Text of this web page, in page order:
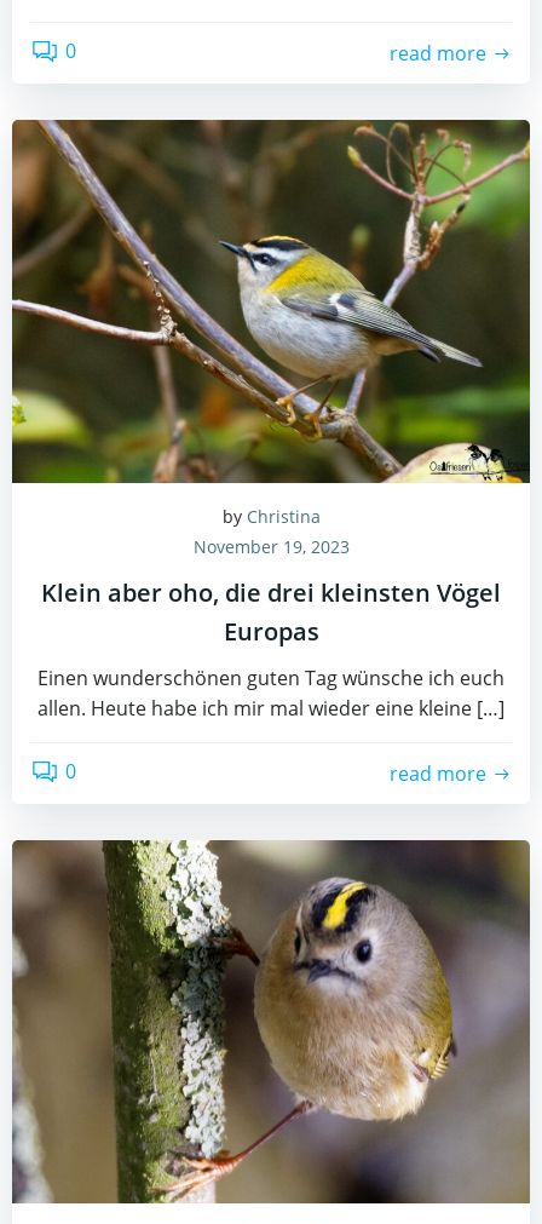
0 read more
by Christina
November 19, 2023
Klein aber oho, die drei kleinsten Vögel
Europas
Einen wunderschönen guten Tag wünsche ich euch
allen. Heute habe ich mir mal wieder eine kleine […]
0 read more